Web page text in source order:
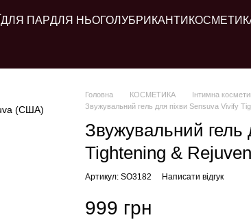
ДЛЯ ПАРДЛЯ НЬОГОЛУБРИКАНТИ
Головна КОСМЕТИКА Інтимна
Звужувальний гель для піхви Sensuva Vivify
Звужувальний гель
Tightening &
Артикул: SO3182 Написати відгук
999 грн